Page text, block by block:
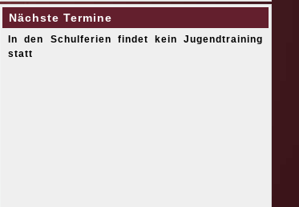
Nächste Termine
In den Schulferien findet kein Jugendtraining
statt